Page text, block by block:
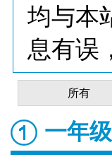
均与本
息有误
所有
一年级